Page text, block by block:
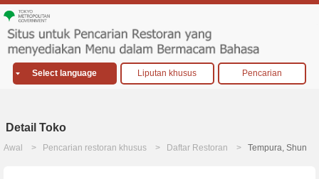
Select language Liputan khusus Pencarian
Detail Toko
Awal Pencarian restoran khusus Daftar Restoran Tempura, Shun